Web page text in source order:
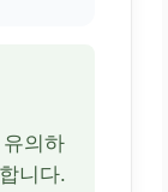
의하
니다.